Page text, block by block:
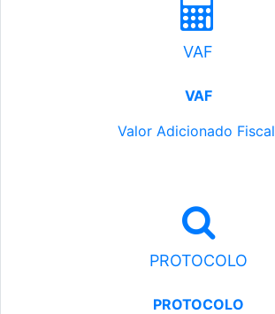
VAF
VAF
Valor Adicionado
PROTOCOLO
PROTOCOLO